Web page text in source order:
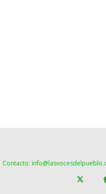
Contacto: